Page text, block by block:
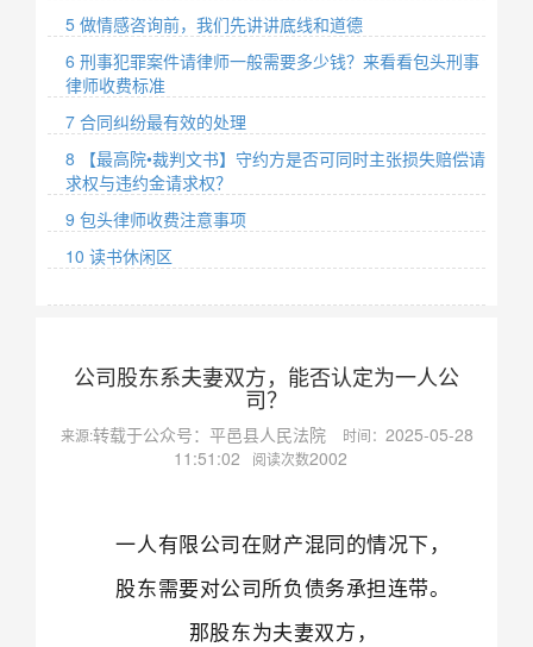
5 做情感咨询前，我们先讲讲底线和道德
6 刑事犯罪案件请律师一般需要多少钱？来看看包头刑事
律师收费标准
7 合同纠纷最有效的处理
8 【最高院•裁判文书】守约方是否可同时主张损失赔偿请
求权与违约金请求权？
9 包头律师收费注意事项
10 读书休闲区
公司股东系夫妻双方，能否认定为一人公
司？
来源:转载于公众号：平邑县人民法院 时间： 2025-05-28
11:51:02
阅读次数2002
一人有限公司在财产混同的情况下，
股东需要对公司所负债务承担连带。
那股东为夫妻双方，